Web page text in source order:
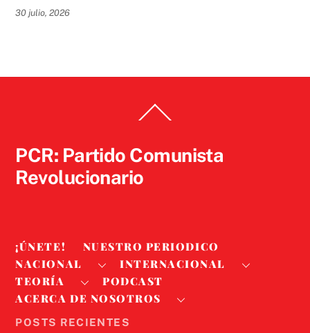
30 julio, 2026
To
PCR: Partido Comunista
Revolucionario
¡ÚNETE!
NUESTRO PERIODICO
NACIONAL
INTERNACIONAL
TEORÍA
PODCAST
ACERCA DE NOSOTROS
POSTS RECIENTES